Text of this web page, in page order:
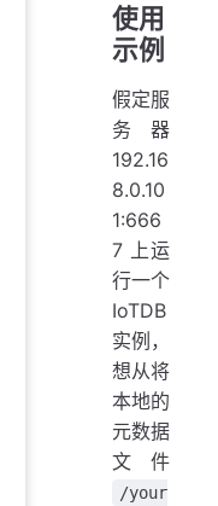
使用
示例
假定服
务器
192.16
8.0.10
1:666
7 上运
行一个
IoTDB
实例，
想从将
本地的
元数据
文件
/your